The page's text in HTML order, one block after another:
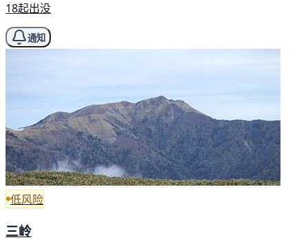
18起出没
通知
低风险
三岭